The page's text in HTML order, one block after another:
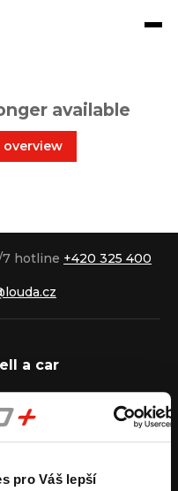
pro Váš lepší
available
7 hotline +420 325 400
a car